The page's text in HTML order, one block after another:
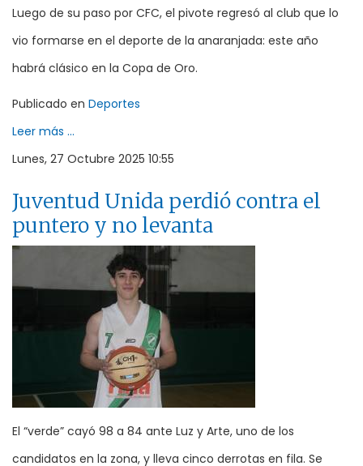
Luego de su paso por CFC, el pivote regresó al club que lo
vio formarse en el deporte de la anaranjada: este año
habrá clásico en la Copa de Oro.
Publicado en Deportes
Leer más ...
Lunes, 27 Octubre 2025 10:55
Juventud Unida perdió contra el
puntero y no levanta
El “verde” cayó 98 a 84 ante Luz y Arte, uno de los
candidatos en la zona, y lleva cinco derrotas en fila. Se